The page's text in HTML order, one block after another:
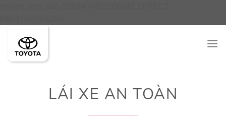
LÁI XE AN TOÀN